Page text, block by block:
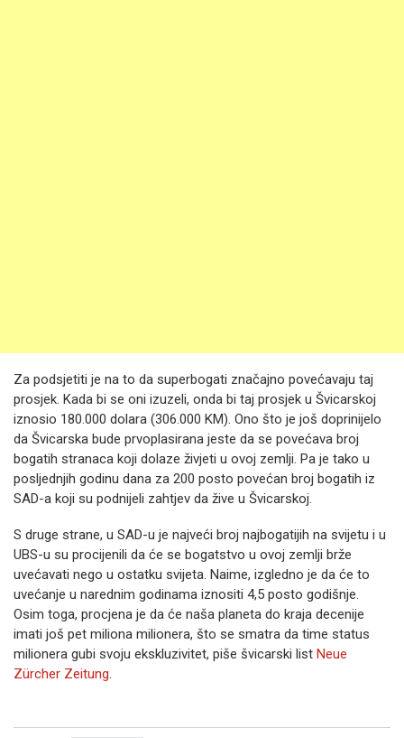
Za podsjetiti je na to da superbogati značajno povećavaju taj
prosjek. Kada bi se oni izuzeli, onda bi taj prosjek u Švicarskoj
iznosio 180.000 dolara (306.000 KM). Ono što je još doprinijelo
da Švicarska bude prvoplasirana jeste da se povećava broj
bogatih stranaca koji dolaze živjeti u ovoj zemlji. Pa je tako u
posljednjih godinu dana za 200 posto povećan broj bogatih iz
SAD-a koji su podnijeli zahtjev da žive u Švicarskoj.
S druge strane, u SAD-u je najveći broj najbogatijih na svijetu i u
UBS-u su procijenili da će se bogatstvo u ovoj zemlji brže
uvećavati nego u ostatku svijeta. Naime, izgledno je da će to
uvećanje u narednim godinama iznositi 4,5 posto godišnje.
Osim toga, procjena je da će naša planeta do kraja decenije
imati još pet miliona milionera, što se smatra da time status
milionera gubi svoju ekskluzivitet, piše švicarski list Neue
Zürcher Zeitung.